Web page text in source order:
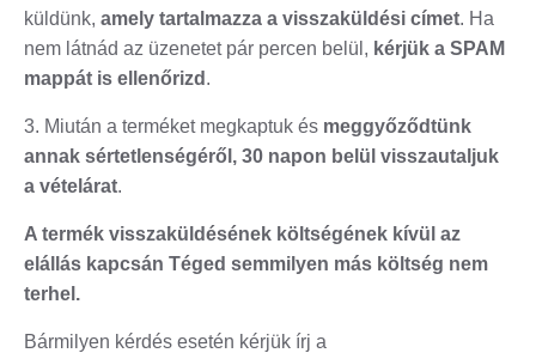
küldünk, amely tartalmazza a visszaküldési címet. Ha
nem látnád az üzenetet pár percen belül, kérjük a SPAM
mappát is ellenőrizd .
3. Miután a terméket megkaptuk és meggyőződtünk
annak sértetlenségéről, 30 napon belül visszautaljuk
a vételárat.
A termék visszaküldésének költségének kívül az
elállás kapcsán Téged semmilyen más költség nem
terhel.
Bármilyen kérdés esetén kérjük írj a